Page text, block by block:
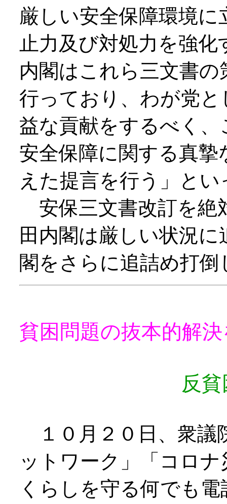
厳しい安全保障環境
止力及び対処力を強
内閣はこれら三文書
行っており、わが党
益な貢献をするべく
安全保障に関する真
えた提言を行う」と
安保三文書改訂を絶
田内閣は厳しい状況
閣をさらに追詰め打倒
貧困問題の抜本的解
反貧困ネッ
１０月２０日、衆議
ットワーク」「コロ
くらしを守る何でも